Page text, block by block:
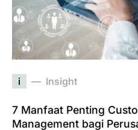
i Insight
7 Manfaat Penting
Management bagi